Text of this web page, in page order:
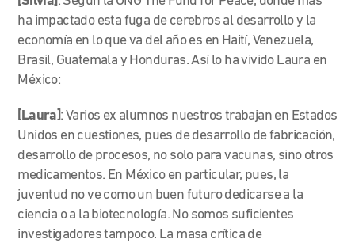
ha impactado esta fuga de cerebros al desarrollo y la
economía en lo que va del año es en Haití, Venezuela,
Brasil, Guatemala y Honduras. Así lo ha vivido Laura en
México:
[Laura]: Varios ex alumnos nuestros trabajan en Estados
Unidos en cuestiones, pues de desarrollo de fabricación,
desarrollo de procesos, no solo para vacunas, sino otros
medicamentos. En México en particular, pues, la
juventud no ve como un buen futuro dedicarse a la
ciencia o a la biotecnología. No somos suficientes
investigadores tampoco. La masa crítica de